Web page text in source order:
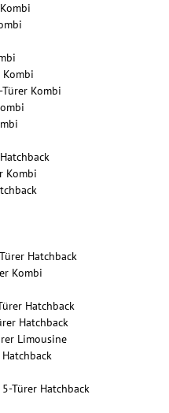
Kombi
Kombi
Hatchback
Kombi
Hatchback
Hatchback
Limousine
Türer Hatchback